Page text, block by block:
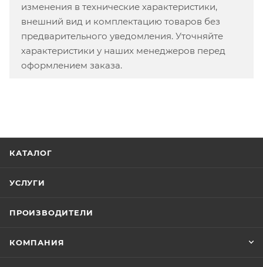
изменения в технические характеристики,
внешний вид и комплектацию товаров без
предварительного уведомления. Уточняйте
характеристики у наших менеджеров перед
оформлением заказа.
КАТАЛОГ
УСЛУГИ
ПРОИЗВОДИТЕЛИ
КОМПАНИЯ